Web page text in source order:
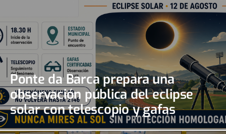
Ponte da Barca prepara una
observación pública del eclipse
solar con telescopio y gafas
certificadas